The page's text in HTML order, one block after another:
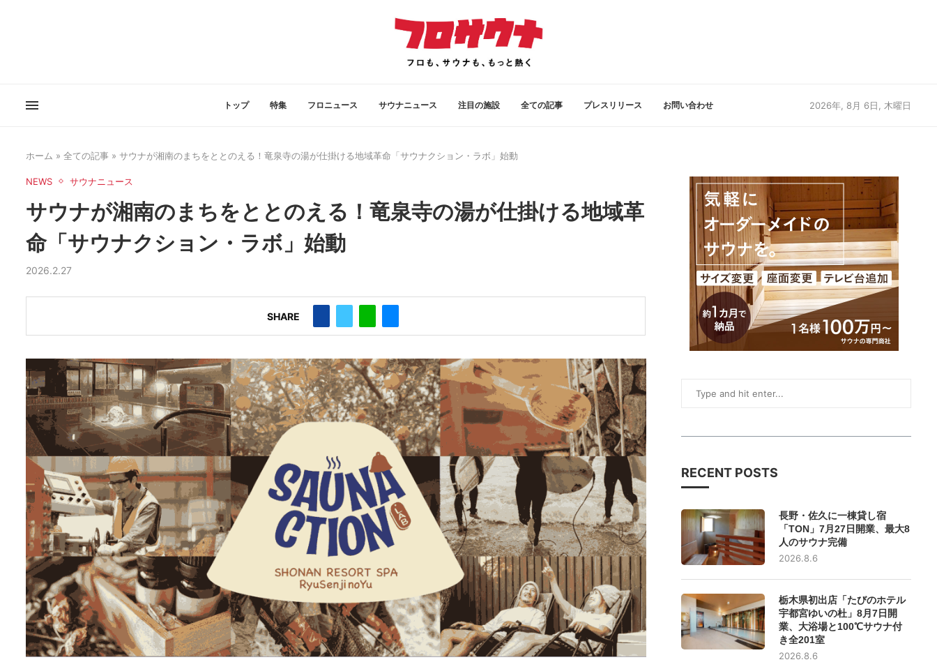
トップ 特集 フロニュース サウナニュース 注目の施設 全ての記事 プレスリリース お問い合わせ 2026年, 8月 6日, 木曜日
ホーム » 全ての記事 » サウナが湘南のまちをととのえる！竜泉寺の湯が仕掛ける地域革命「サウナクション・ラボ」始動
NEWS サウナニュース
サウナが湘南のまちをととのえる！竜泉寺の湯が仕掛ける地域革
命「サウナクション・ラボ」始動
2026.2.27
SHARE
RECENT POSTS
長野・佐久に一棟貸し宿
「TON」7月27日開業、最大8
人のサウナ完備
2026.8.6
栃木県初出店「たびのホテル
宇都宮ゆいの杜」8月7日開
業、大浴場と100℃サウナ付
き全201室
2026.8.6